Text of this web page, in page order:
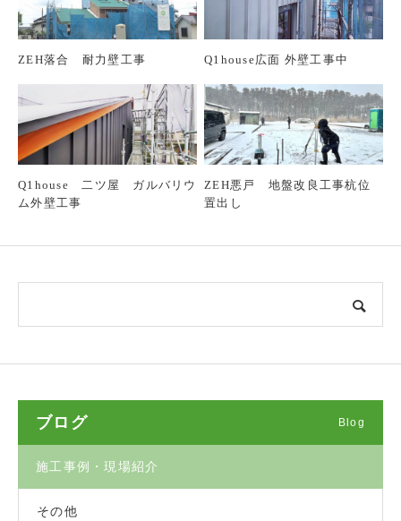
ZEH落合 耐力壁工事 Q1house広面 外壁工事中
Q1house 二ツ屋 ガルバリウ
ム外壁工事
ZEH悪戸 地盤改良工事杭位
置出し
ブログ Blog
施工事例・現場紹介
その他